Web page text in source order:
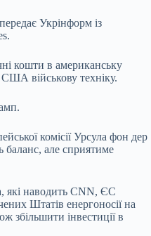
Укрінформ із
кошти в американську
військову техніку.
комісії Урсула фон дер
баланс, але сприятиме
які наводить CNN, ЄС
Штатів енергоносії на
збільшити інвестиції в